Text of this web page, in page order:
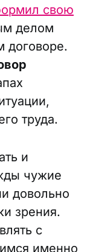
свою
делом
договоре.
труда.
и
чужие
довольно
зрения.
с
именно